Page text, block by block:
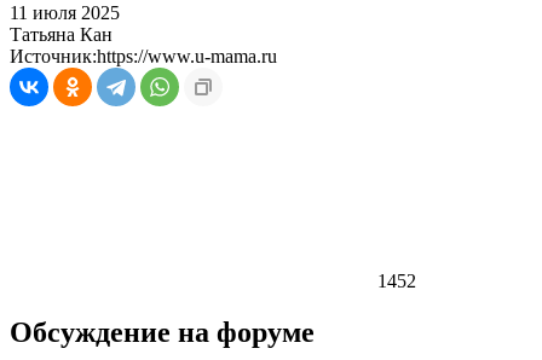
11 июля 2025
Татьяна Кан
Источник:https://www.u-mama.ru
1452
Обсуждение на форуме